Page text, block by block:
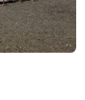
791
まで。TEL：